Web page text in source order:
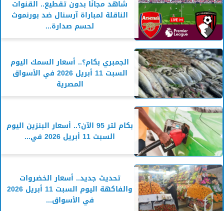
شاهد مجانًا بدون تقطيع.. القنوات
الناقلة لمباراة آرسنال ضد بورنموث
لحسم صدارة...
الجمبري بكام؟.. أسعار السمك اليوم
السبت 11 أبريل 2026 في الأسواق
المصرية
بكام لتر 95 الآن؟.. أسعار البنزين اليوم
السبت 11 أبريل 2026 في...
تحديث جديد.. أسعار الخضروات
والفاكهة اليوم السبت 11 أبريل 2026
في الأسواق...